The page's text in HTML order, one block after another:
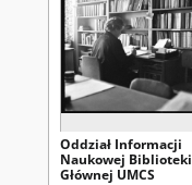
Oddział Informacji
Naukowej Biblioteki
Głównej UMCS